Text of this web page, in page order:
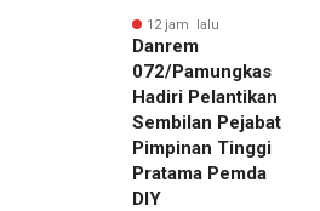
12 jam lalu
Danrem
072/Pamungkas
Hadiri Pelantikan
Sembilan Pejabat
Pimpinan Tinggi
Pratama Pemda
DIY